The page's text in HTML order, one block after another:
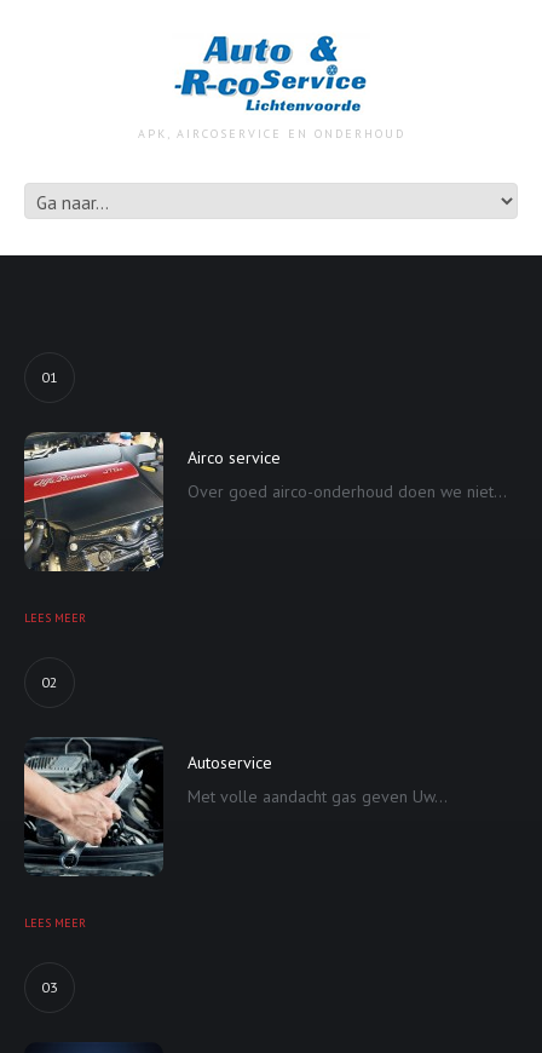
APK, AIRCOSERVICE EN ONDERHOUD
01
Airco service
Over goed airco-onderhoud doen we niet...
LEES MEER
02
Autoservice
Met volle aandacht gas geven Uw...
LEES MEER
03